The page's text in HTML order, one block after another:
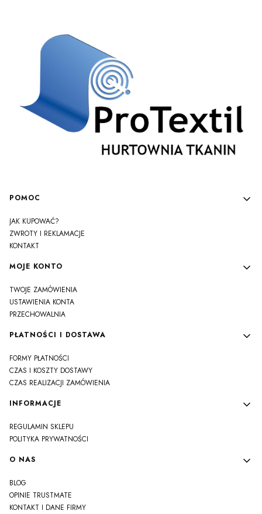
Linki w stopce
POMOC
JAK KUPOWAĆ?
ZWROTY I REKLAMACJE
KONTAKT
MOJE KONTO
TWOJE ZAMÓWIENIA
USTAWIENIA KONTA
PRZECHOWALNIA
PŁATNOŚCI I DOSTAWA
FORMY PŁATNOŚCI
CZAS I KOSZTY DOSTAWY
CZAS REALIZACJI ZAMÓWIENIA
INFORMACJE
REGULAMIN SKLEPU
POLITYKA PRYWATNOŚCI
O NAS
BLOG
OPINIE TRUSTMATE
KONTAKT I DANE FIRMY